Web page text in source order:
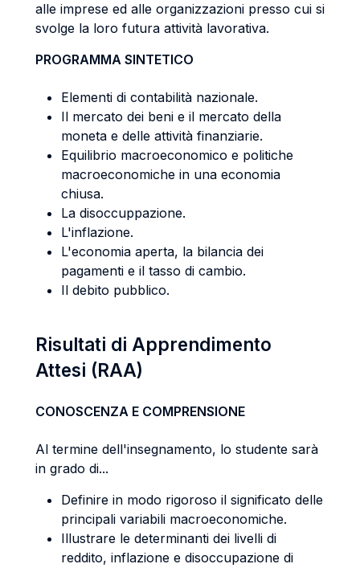
alle imprese ed alle organizzazioni presso cui si
svolge la loro futura attività lavorativa.
PROGRAMMA SINTETICO
Elementi di contabilità nazionale.
Il mercato dei beni e il mercato della
moneta e delle attività finanziarie.
Equilibrio macroeconomico e politiche
macroeconomiche in una economia
chiusa.
La disoccuppazione.
L'inflazione.
L'economia aperta, la bilancia dei
pagamenti e il tasso di cambio.
Il debito pubblico.
Risultati di Apprendimento
Attesi (RAA)
CONOSCENZA E COMPRENSIONE
Al termine dell'insegnamento, lo studente sarà
in grado di...
Definire in modo rigoroso il significato delle
principali variabili macroeconomiche.
Illustrare le determinanti dei livelli di
reddito, inflazione e disoccupazione di